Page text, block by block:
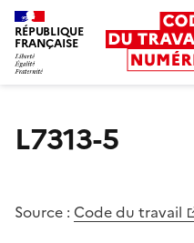
RÉPUBLIQUE
FRANÇAISE
L7313-5
Source : Code du travail